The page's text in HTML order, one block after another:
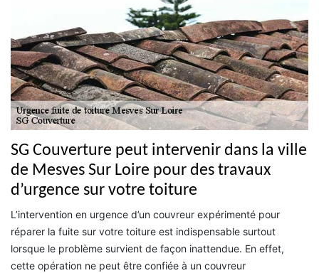
SG Couverture peut intervenir dans la ville
de Mesves Sur Loire pour des travaux
d’urgence sur votre toiture
L’intervention en urgence d’un couvreur expérimenté pour
réparer la fuite sur votre toiture est indispensable surtout
lorsque le problème survient de façon inattendue. En effet,
cette opération ne peut être confiée à un couvreur